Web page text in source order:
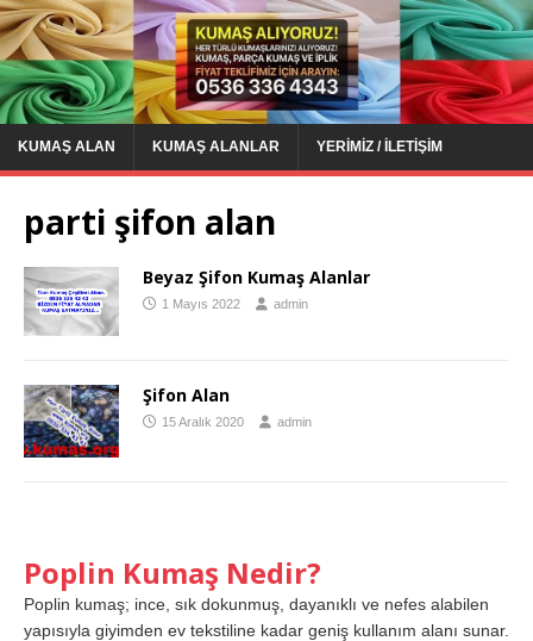
KUMAŞ ALAN KUMAŞ ALANLAR YERIMIZ / İLETIŞIM
parti şifon alan
Beyaz Şifon Kumaş Alanlar
1 Mayıs 2022 admin
Şifon Alan
15 Aralık 2020 admin
Poplin Kumaş Nedir?
Poplin kumaş; ince, sık dokunmuş, dayanıklı ve nefes alabilen
yapısıyla giyimden ev tekstiline kadar geniş kullanım alanı sunar.